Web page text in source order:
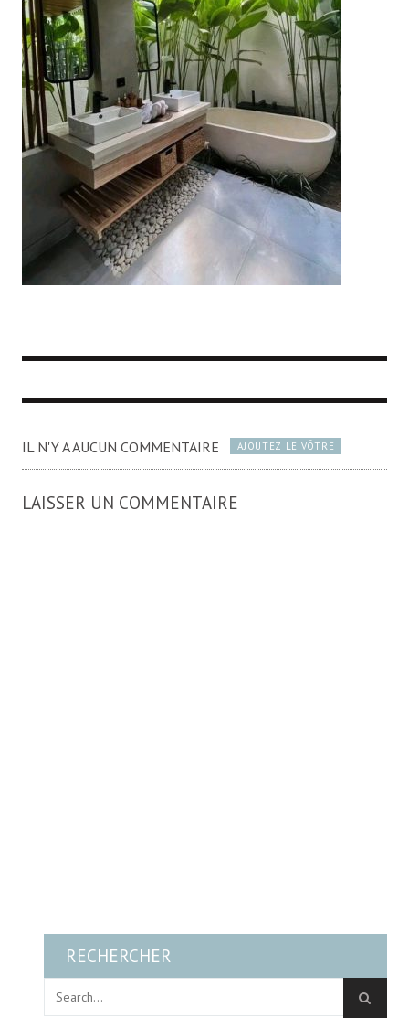
IL N'Y A AUCUN COMMENTAIRE AJOUTEZ LE VÔTRE
LAISSER UN COMMENTAIRE
RECHERCHER